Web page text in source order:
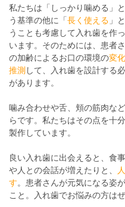
私たちは「しっかり噛める」
う基準の他に「長く使える 」
うことも考慮して入れ歯を作
います。そのためには、患者
の加齢によるお口の環境の変
推測して、入れ歯を設計する
があります。
噛み合わせや舌、頬の筋肉な
らです。私たちはその点を十
製作しています。
良い入れ歯に出会えると、食
や人との会話が増えたりと、
す。患者さんが元気になる姿
こと。入れ歯でお悩みの方は